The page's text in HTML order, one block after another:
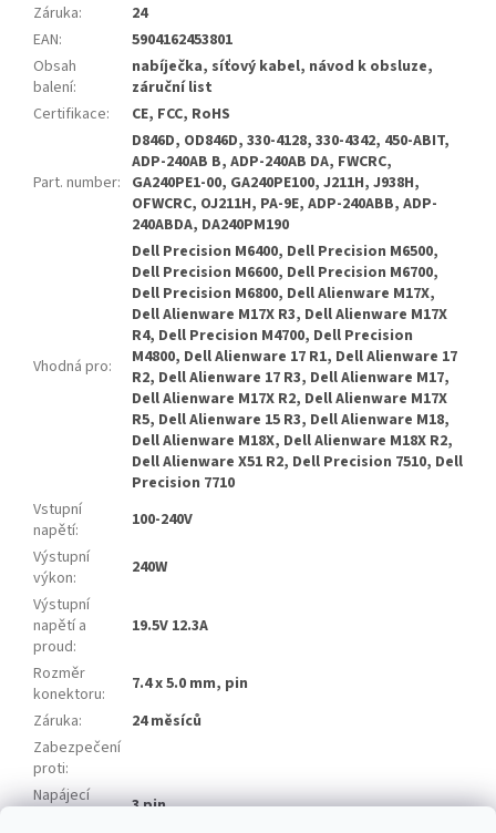
Záruka:
24
EAN:
5904162453801
Obsah
balení:
nabíječka, síťový kabel, návod k obsluze,
záruční list
Certifikace: CE, FCC, RoHS
Part. number:
D846D, OD846D, 330-4128, 330-4342, 450-ABIT,
ADP-240AB B, ADP-240AB DA, FWCRC,
GA240PE1-00, GA240PE100, J211H, J938H,
OFWCRC, OJ211H, PA-9E, ADP-240ABB, ADP-
240ABDA, DA240PM190
Vhodná pro:
Dell Precision M6400, Dell Precision M6500,
Dell Precision M6600, Dell Precision M6700,
Dell Precision M6800, Dell Alienware M17X,
Dell Alienware M17X R3, Dell Alienware M17X
R4, Dell Precision M4700, Dell Precision
M4800, Dell Alienware 17 R1, Dell Alienware 17
R2, Dell Alienware 17 R3, Dell Alienware M17,
Dell Alienware M17X R2, Dell Alienware M17X
R5, Dell Alienware 15 R3, Dell Alienware M18,
Dell Alienware M18X, Dell Alienware M18X R2,
Dell Alienware X51 R2, Dell Precision 7510, Dell
Precision 7710
Vstupní
napětí:
100-240V
Výstupní
výkon:
240W
Výstupní
napětí a
proud:
19.5V 12.3A
Rozměr
konektoru:
7.4 x 5.0 mm, pin
Záruka:
24 měsíců
Zabezpečení
proti:
Napájecí
3 pin